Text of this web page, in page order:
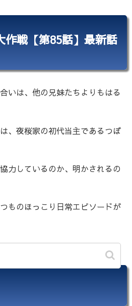
作戦【第85話】最新話
いは、他の兄妹たちよりもはる
、夜桜家の初代当主であるつぼ
力しているのか、明かされるの
ものほっこり日常エピソードが